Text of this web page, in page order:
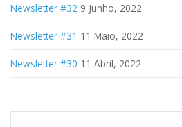
Newsletter #32 9 Junho, 2022
Newsletter #31 11 Maio, 2022
Newsletter #30 11 Abril, 2022